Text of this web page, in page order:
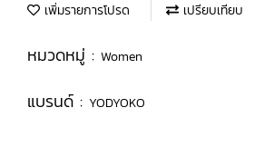
เพิ่มรายการโปรด เปรียบเทียบ
หมวดหมู่ : Women
แบรนด์ : YODYOKO